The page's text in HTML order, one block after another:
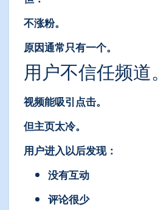
不涨粉。
原因通常只有一个。
用户不信任频道。
视频能吸引点击。
但主页太冷。
用户进入以后发现：
没有互动
评论很少